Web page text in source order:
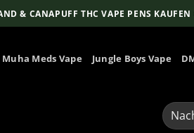
& CANAPUFF THC VAPE PENS
Muha Meds Vape Jungle Boys Vape